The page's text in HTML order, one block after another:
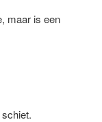
maar is een